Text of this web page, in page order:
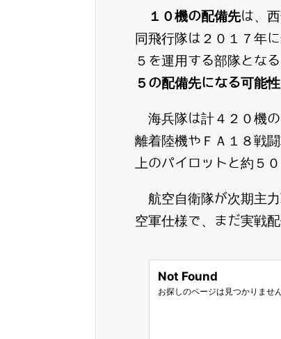
１０機の配備先は、
同飛行隊は２０１７年
５を運用する部隊とな
５の配備先になる可能
海兵隊は計４２０機
離着陸機やＦＡ１８戦
上のパイロットと約５
航空自衛隊が次期主
空軍仕様で、まだ実戦